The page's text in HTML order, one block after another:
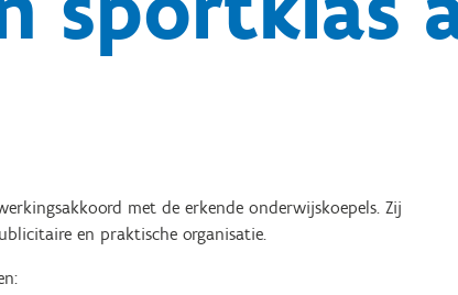
met de erkende onderwijskoepels. Zij
en praktische organisatie.